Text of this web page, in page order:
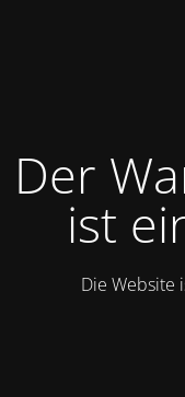
Der
ist
Die Website